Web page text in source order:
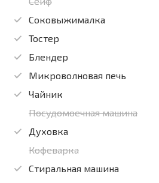
Соковыжималка
Тостер
Блендер
Микроволновая печь
Чайник
Посудомоечная машина
Духовка
Кофеварка
Стиральная машина